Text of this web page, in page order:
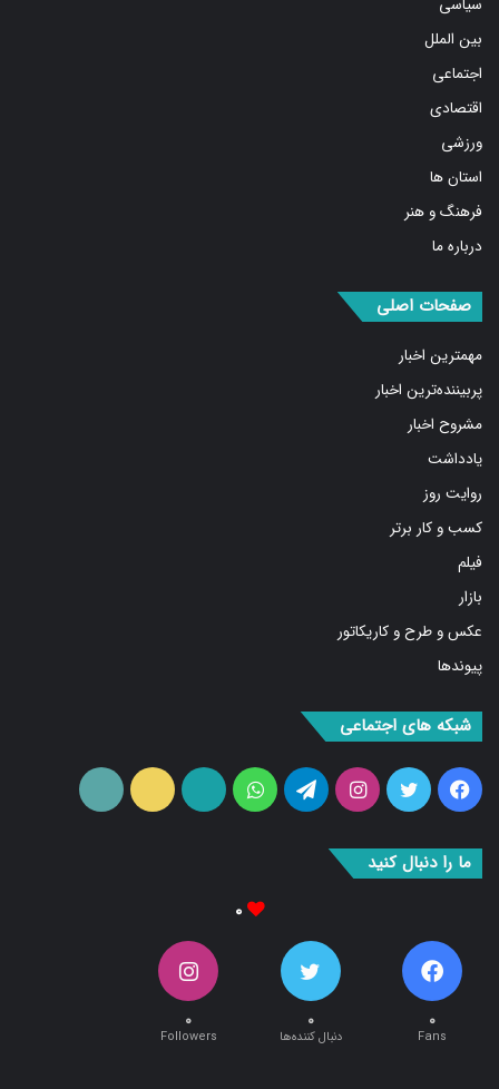
بین الملل
اجتماعی
اقتصادی
ورزشی
استان ها
فرهنگ و هنر
درباره ما
مهمترین اخبار
پربیننده‌ترین اخبار
مشروح اخبار
یادداشت
روایت روز
کسب و کار برتر
فیلم
بازار
عکس و طرح و کاریکاتور
پیوندها
فیس
بوک
توییتراینستاگرامتلگرامواتس
آپ
آپارات ایتا
۰ ۰ ۰